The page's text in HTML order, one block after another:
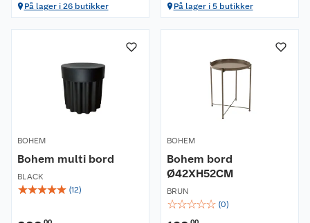
På lager i 26 butikker På lager i 5 butikker
BOHEM
Bohem multi bord
BLACK
☆☆☆☆☆ (12)
BOHEM
Bohem bord
Ø42XH52CM
BRUN
☆☆☆☆☆ (0)
Kundeservice
Kontakt oss
Retur- og angrerett
Våre merkevarer
Våre kjeder
Kjøpsvilkår
Hageinspirasjon